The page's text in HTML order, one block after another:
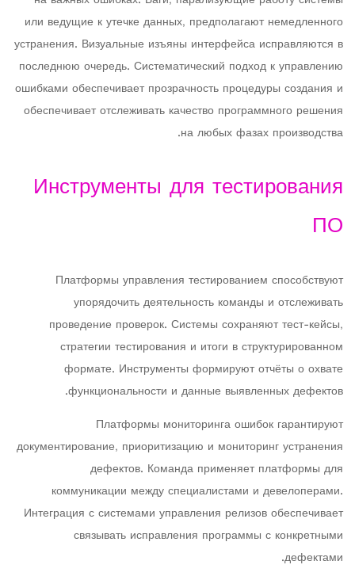
или ведущие к утечке данных, предполагают немедленного
устранения. Визуальные изъяны интерфейса исправляются в
последнюю очередь. Систематический подход к управлению
ошибками обеспечивает прозрачность процедуры создания и
обеспечивает отслеживать качество программного решения
на любых фазах производства.
Инструменты для тестирования
ПО
Платформы управления тестированием способствуют
упорядочить деятельность команды и отслеживать
проведение проверок. Системы сохраняют тест-кейсы,
стратегии тестирования и итоги в структурированном
формате. Инструменты формируют отчёты о охвате
функциональности и данные выявленных дефектов.
Платформы мониторинга ошибок гарантируют
документирование, приоритизацию и мониторинг устранения
дефектов. Команда применяет платформы для
коммуникации между специалистами и девелоперами.
Интеграция с системами управления релизов обеспечивает
связывать исправления программы с конкретными
дефектами.